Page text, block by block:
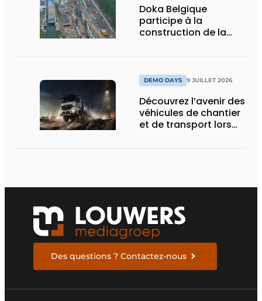
Doka Belgique
participe à la
construction de la
DEMO DAYS 9 JUILLET 2026
Découvrez l’avenir des
véhicules de chantier
et de transport lors
Des questions ? Contactez-nous